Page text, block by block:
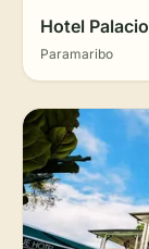
Hotel Palacio
Paramaribo